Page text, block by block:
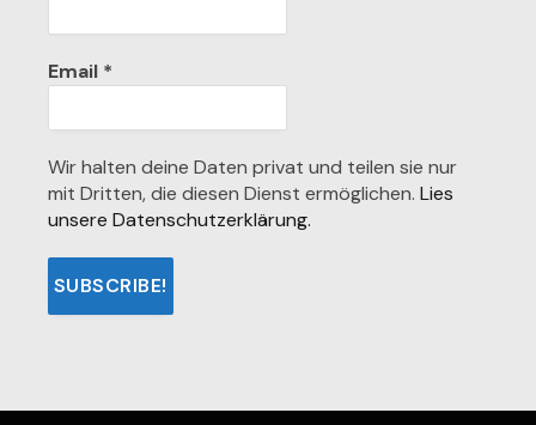
Email *
Wir halten deine Daten privat und teilen sie nur
mit Dritten, die diesen Dienst ermöglichen. Lies
unsere Datenschutzerklärung.